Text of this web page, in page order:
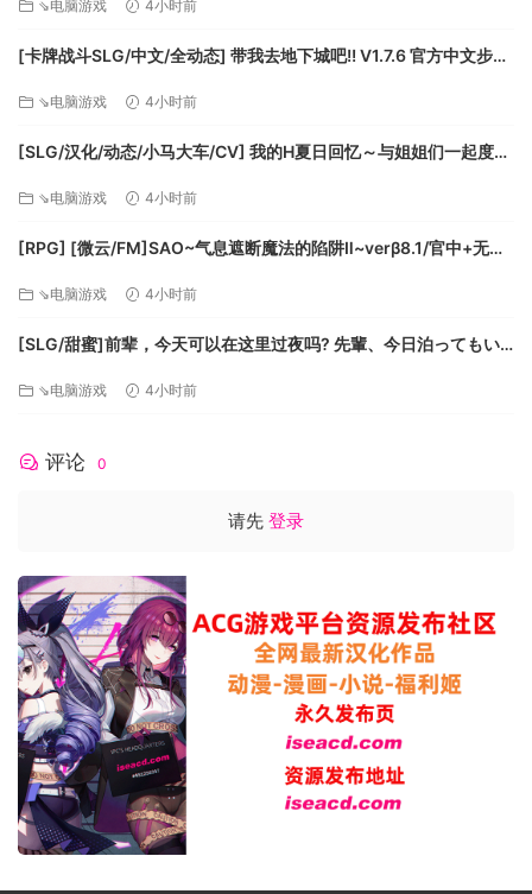
以及时有效地方法管理您的任务和公民，使您面对变化多端的
或是不同季节的变迁。
为未来进行研究与开发
研究，您的社会才能经受住时间的考验。
无论您做什么，总会有意外的悲剧袭向你的民众。 届时他们将
人们同时还需要一些外在迹象来表彰他们的成就。 在城市中建
立并排布各式各样的美化元素，确保每个人的辛勤工作都会得
到回报。
主要特征
-拥有独特社会动态系统的生存城市建设游戏
-收集并生产资源
-在您建设与升级的同时，让小村庄一步步演变成繁荣的城市
-管理您的公民并引导他们从事所需的职业
-平衡社会问题：阶级冲突，移民，宗教信仰，健康，安全，忠
诚…
⇘电脑游戏 4小时前
[卡牌战斗SLG/中文/全动态] 带我去地下城吧!! V1.7.6 官方中文步兵
⇘电脑游戏 4小时前
[SLG/汉化/动态/小马大车/CV] 我的H夏日回忆～与姐姐们一起度过
⇘电脑游戏 4小时前
[RPG] [微云/FM]SAO~气息遮断魔法的陷阱Ⅱ~verβ8.1/官中+无码
⇘电脑游戏 4小时前
[SLG/甜蜜]前辈，今天可以在这里过夜吗? 先輩、今日泊ってもい
⇘电脑游戏 4小时前
评论 0
请先 登录